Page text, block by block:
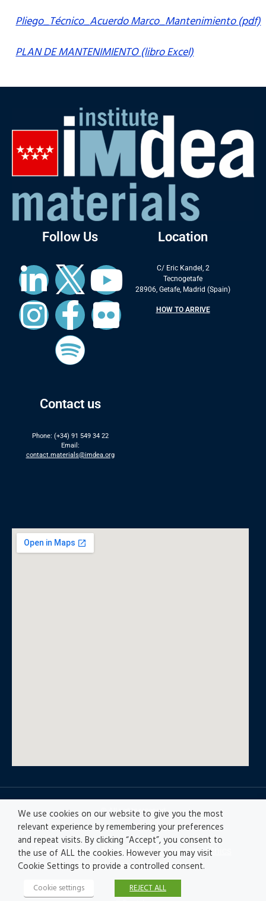
Pliego_Técnico_Acuerdo Marco_Mantenimiento (pdf)
PLAN DE MANTENIMIENTO (libro Excel)
Follow Us
Contact us
Phone: (+34) 91 549 34 22
Email:
contact.materials@imdea.org
Location
C/ Eric Kandel, 2
Tecnogetafe
28906, Getafe, Madrid (Spain)
HOW TO ARRIVE
© All rights reserved
Privacy policy|Accesibility|Disclaimer |Ethics
Channel|Record of Activities
We use cookies on our website to give you the most
relevant experience by remembering your preferences
and repeat visits. By clicking “Accept”, you consent to
the use of ALL the cookies. However you may visit
Cookie Settings to provide a controlled consent.
Cookie settings REJECT ALL